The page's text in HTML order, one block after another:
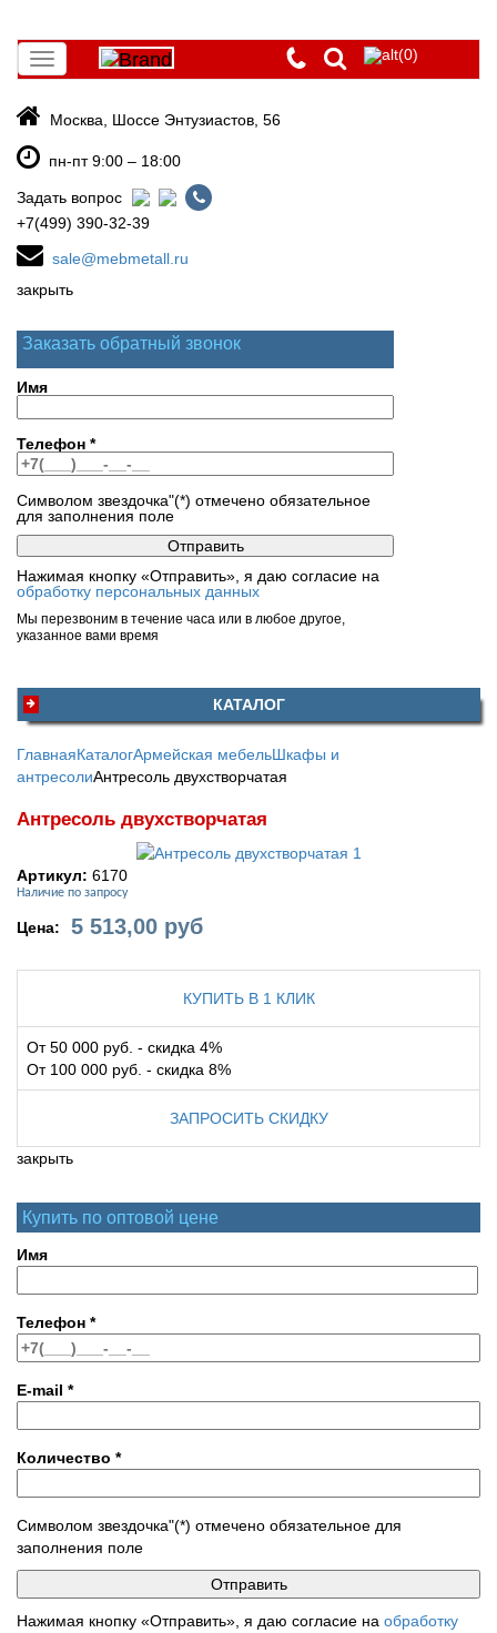
Toggle
navigation
(0)
Москва, Шоссе Энтузиастов, 56
пн-пт 9:00 – 18:00
Задать вопрос
+7(499) 390-32-39
sale@mebmetall.ru
закрыть
Заказать обратный звонок
Имя
Телефон *
Символом звездочка"(*) отмечено обязательное
для заполнения поле
Нажимая кнопку «Отправить», я даю согласие на
обработку персональных данных
Мы перезвоним в течение часа или в любое другое,
указанное вами время
КАТАЛОГ
ГлавнаяКаталогАрмейская мебельШкафы и
антресолиАнтресоль двухстворчатая
Антресоль двухстворчатая
Артикул: 6170
Наличие по запросу
Цена: 5 513,00 руб
КУПИТЬ В 1 КЛИК
От 50 000 руб. - скидка 4%
От 100 000 руб. - скидка 8%
ЗАПРОСИТЬ СКИДКУ
закрыть
Купить по оптовой цене
Имя
Телефон *
E-mail *
Количество *
Символом звездочка"(*) отмечено обязательное для
заполнения поле
Нажимая кнопку «Отправить», я даю согласие на обработку